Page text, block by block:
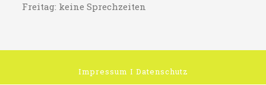
Freitag: keine Sprechzeiten
Impressum I Datenschutz